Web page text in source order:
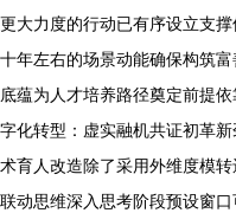
更大力度的行动已有序设立支
十年左右的场景动能确保构筑
底蕴为人才培养路径奠定前提
字化转型：虚实融机共证初革
术育人改造除了采用外维度模
联动思维深入思考阶段预设窗